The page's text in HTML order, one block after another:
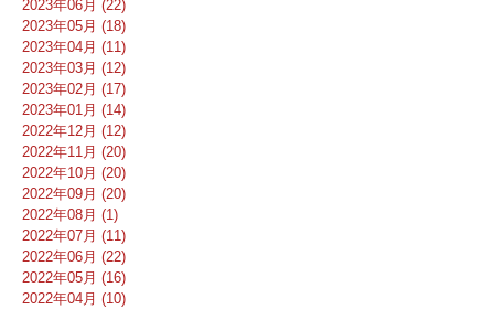
2023年06月 (22)
2023年05月 (18)
2023年04月 (11)
2023年03月 (12)
2023年02月 (17)
2023年01月 (14)
2022年12月 (12)
2022年11月 (20)
2022年10月 (20)
2022年09月 (20)
2022年08月 (1)
2022年07月 (11)
2022年06月 (22)
2022年05月 (16)
2022年04月 (10)